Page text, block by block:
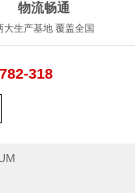
物流畅通
大生产基地 覆盖全国
318